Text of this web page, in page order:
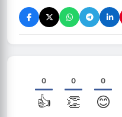
0
👍
0
👏
0
😊